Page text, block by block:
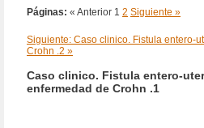
Páginas: « Anterior 1 2 Siguiente »
Siguiente: Caso clinico. Fistula entero-
Crohn .2 »
Caso clinico. Fistula entero-
enfermedad de Crohn .1